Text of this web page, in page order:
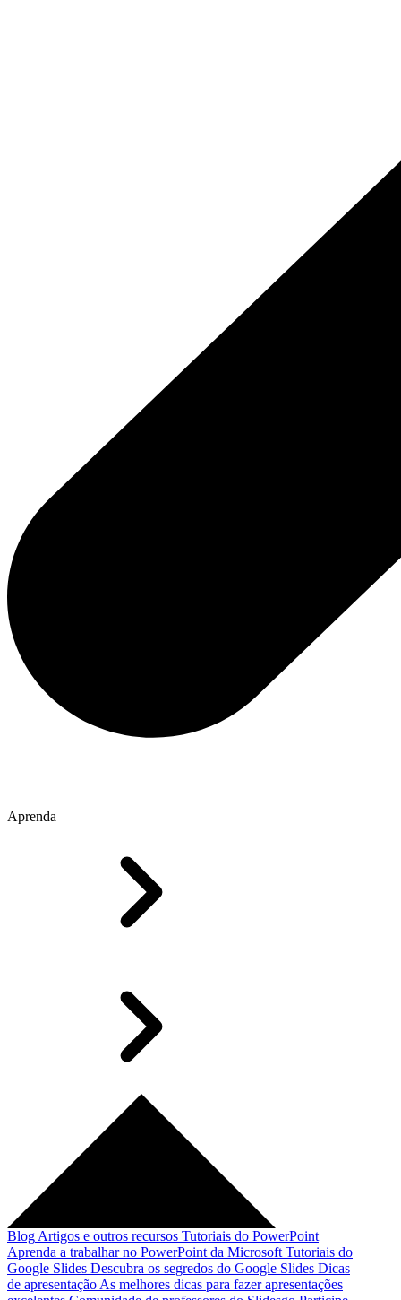
Aprenda
Blog Artigos e outros recursos Tutoriais do PowerPoint
Aprenda a trabalhar no PowerPoint da Microsoft Tutoriais do
Google Slides Descubra os segredos do Google Slides Dicas
de apresentação As melhores dicas para fazer apresentações